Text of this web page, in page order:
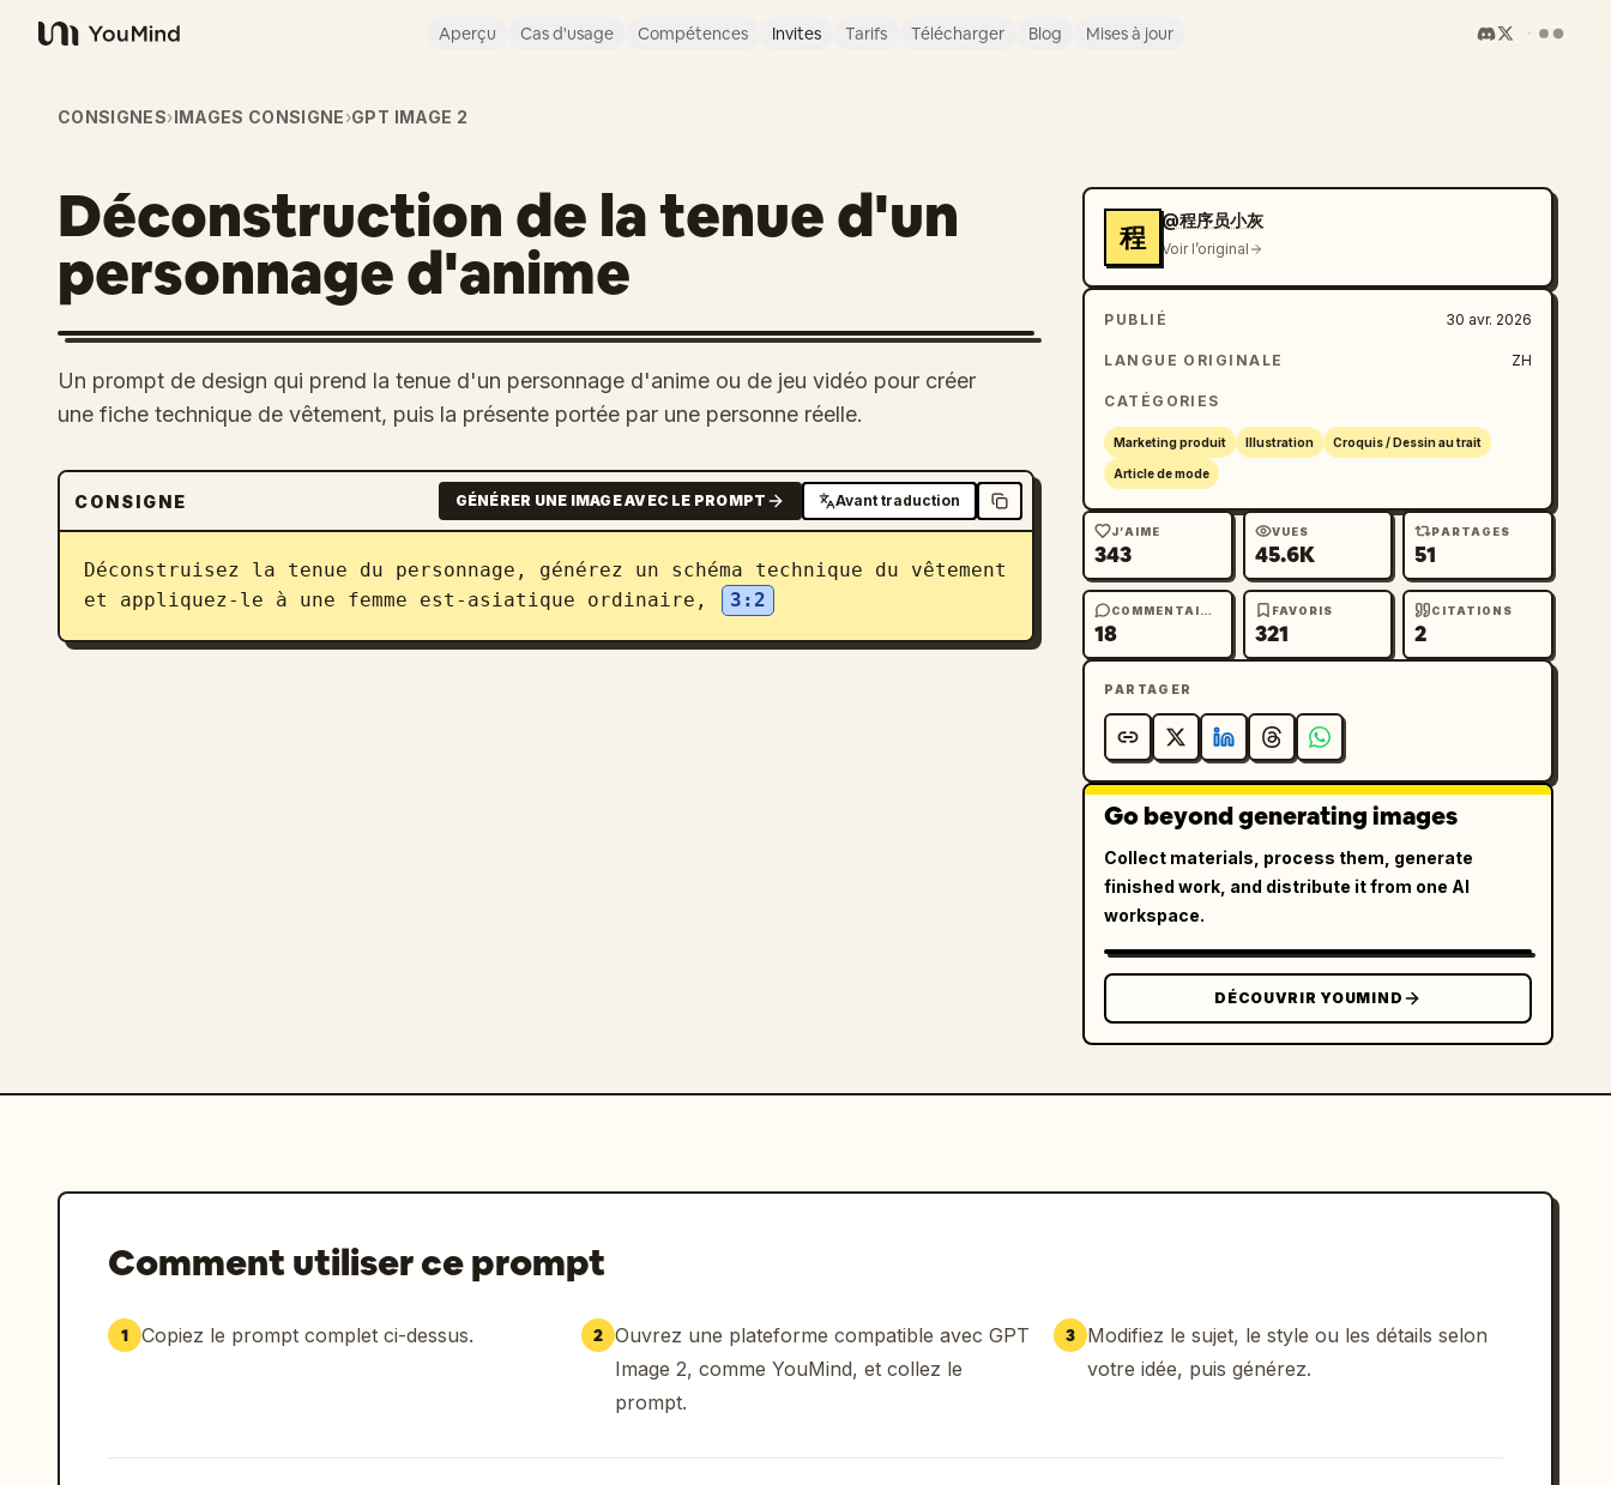
YouMind
Aperçu Cas d'usage Compétences Invites Tarifs Télécharger Blog Mises à jour
CONSIGNES›IMAGES CONSIGNE›GPT IMAGE 2
Déconstruction de la tenue d'un
personnage d'anime
Un prompt de design qui prend la tenue d'un personnage d'anime ou de jeu vidéo pour créer
une fiche technique de vêtement, puis la présente portée par une personne réelle.
CONSIGNE GÉNÉRER UNE IMAGE AVEC LE PROMPT Avant traduction
Déconstruisez la tenue du personnage, générez un schéma technique du vêtement
et appliquez-le à une femme est-asiatique ordinaire,
3:2
程
@程序员小灰
Voir l’original
PUBLIÉ 30 avr. 2026
LANGUE ORIGINALE ZH
CATÉGORIES
Marketing produit Illustration Croquis / Dessin au trait
Article de mode
J’AIME
343
VUES
45.6K
PARTAGES
51
COMMENTAIRES
18
FAVORIS
321
CITATIONS
2
PARTAGER
Go beyond generating images
Collect materials, process them, generate
finished work, and distribute it from one AI
workspace.
DÉCOUVRIR YOUMIND
Comment utiliser ce prompt
1 Copiez le prompt complet ci-dessus. 2 Ouvrez une plateforme compatible avec GPT
Image 2, comme YouMind, et collez le
prompt.
3
Modifiez le sujet, le style ou les détails selon
votre idée, puis générez.